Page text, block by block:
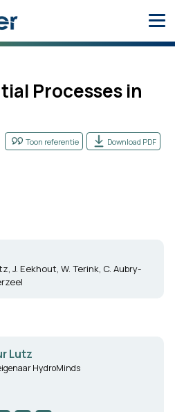
Processes in
Toon referentie Download PDF
J. Eekhout, W. Terink, C. Aubry-
Lutz
HydroMinds